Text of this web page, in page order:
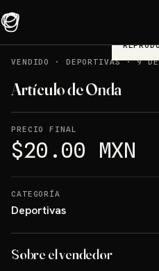
VENDIDO
· DEPORTIVAS·9
Artículo de Onda
PRECIO FINAL
$20.00 MXN
CATEGORÍA
Deportivas
Sobre el vendedor